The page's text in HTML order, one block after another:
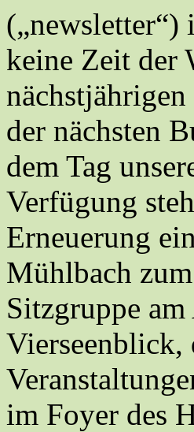
keine Zeit der
der nächsten
dem Tag
Verfügung
Erneuerung
Mühlbach
Sitzgruppe
Vierseenblick,
im Foyer des